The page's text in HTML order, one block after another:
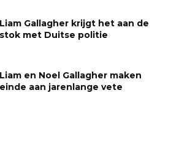
Liam Gallagher krijgt het aan de
stok met Duitse politie
Liam en Noel Gallagher maken
einde aan jarenlange vete